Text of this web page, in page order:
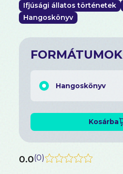
Ifjúsági állatos történetek
Hangoskönyv
FORMÁTUMOK
Hangoskönyv
Kosárba
0.0(0)